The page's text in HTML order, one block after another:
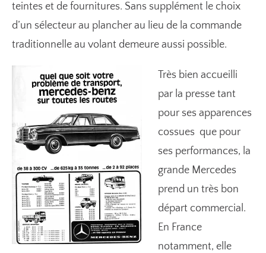
teintes et de fournitures. Sans supplément le choix
d’un sélecteur au plancher au lieu de la commande
traditionnelle au volant demeure aussi possible.
Très bien accueilli
par la presse tant
pour ses apparences
cossues que pour
ses performances, la
grande Mercedes
prend un très bon
départ commercial.
En France
notamment, elle